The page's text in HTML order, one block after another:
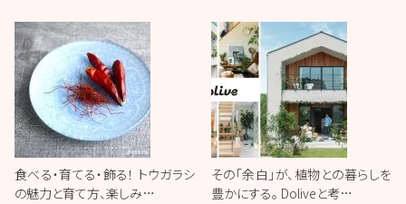
食べる・育てる・飾る！ トウガラシ
の魅力と育て方、楽しみ…
その「余白」が、植物との暮らしを
豊かにする。 Doliveと考…